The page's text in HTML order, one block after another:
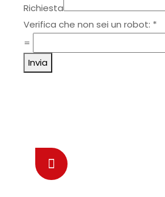
Richiesta
Verifica che non sei un robot: *
=
Invia